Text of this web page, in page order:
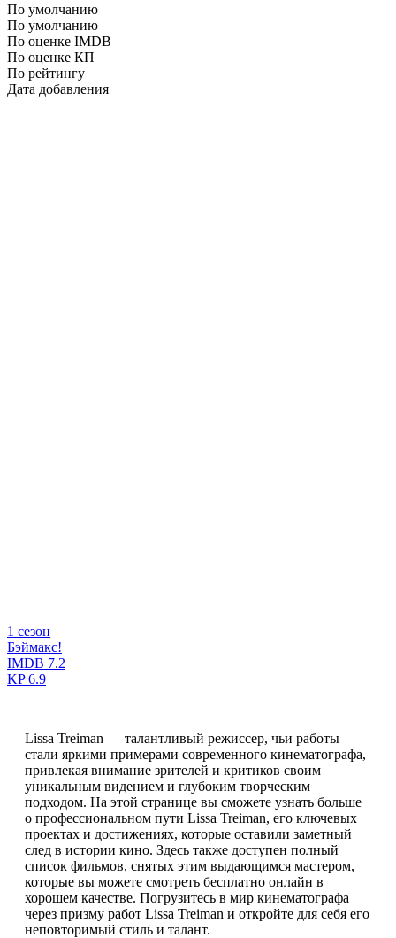
По умолчанию
По умолчанию
По оценке IMDB
По оценке КП
По рейтингу
Дата добавления
1 сезон
Бэймакс!
IMDB 7.2
KP6.9
Lissa Treiman — талантливый режиссер, чьи работы
стали яркими примерами современного кинематографа,
привлекая внимание зрителей и критиков своим
уникальным видением и глубоким творческим
подходом. На этой странице вы сможете узнать больше
о профессиональном пути Lissa Treiman, его ключевых
проектах и достижениях, которые оставили заметный
след в истории кино. Здесь также доступен полный
список фильмов, снятых этим выдающимся мастером,
которые вы можете смотреть бесплатно онлайн в
хорошем качестве. Погрузитесь в мир кинематографа
через призму работ Lissa Treiman и откройте для себя его
неповторимый стиль и талант.